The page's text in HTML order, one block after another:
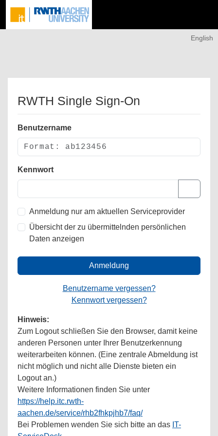
English
RWTH Single Sign-On
Benutzername
Kennwort
Anmeldung nur am aktuellen Serviceprovider
Übersicht der zu übermittelnden persönlichen
Daten anzeigen
Anmeldung
Benutzername vergessen?
Kennwort vergessen?
Hinweis:
Zum Logout schließen Sie den Browser, damit keine
anderen Personen unter Ihrer Benutzerkennung
weiterarbeiten können. (Eine zentrale Abmeldung ist
nicht möglich und nicht alle Dienste bieten ein
Logout an.)
Weitere Informationen finden Sie unter
https://help.itc.rwth-
aachen.de/service/rhb2fhkpjhb7/faq/
Bei Problemen wenden Sie sich bitte an das IT-